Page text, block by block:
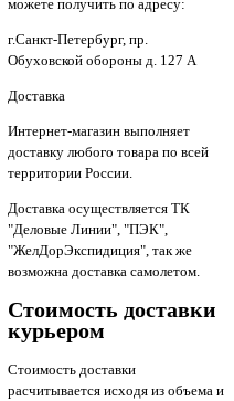
можете получить по адресу:
г.Санкт-Петербург, пр.
Обуховской обороны д. 127 А
Доставка
Интернет-магазин выполняет
доставку любого товара по всей
территории России.
Доставка осуществляется ТК
"Деловые Линии", "ПЭК",
"ЖелДорЭкспидиция", так же
возможна доставка самолетом.
Стоимость доставки
курьером
Стоимость доставки
расчитывается исходя из объема и